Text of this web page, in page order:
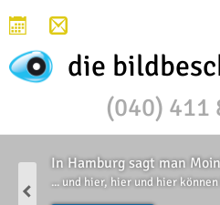
die
(040) 411
Previous
In Hamburg sagt man
... und hier, hier und hier